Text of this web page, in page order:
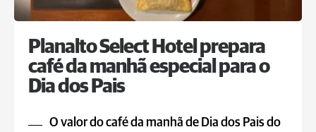
Planalto Select Hotel prepara
café da manhã especial para o
Dia dos Pais
O valor do café da manhã de Dia dos Pais do